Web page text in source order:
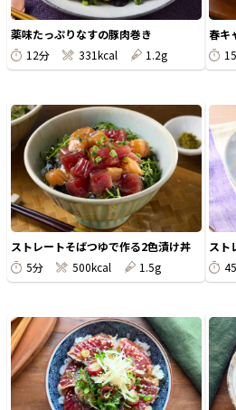
薬味たっぷりなすの豚肉巻き
12分
331kcal 1.2g
春キ
ストレートそばつゆで作る2色漬け丼
5分
500kcal 1.5g
スト